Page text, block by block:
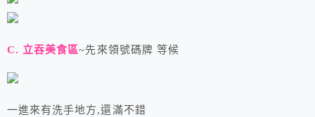
C. 立吞美食區~先來領號碼牌 等候
一進來有洗手地方,還滿不錯